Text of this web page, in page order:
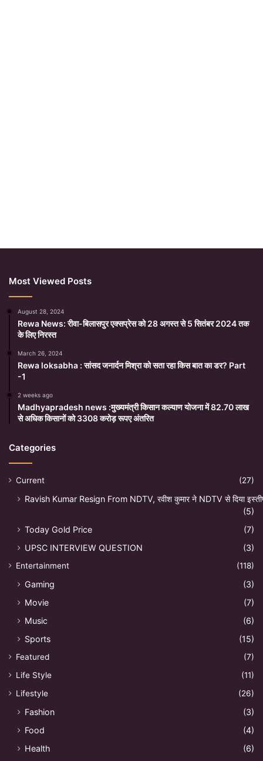
Most Viewed Posts
August 28, 2024
Rewa News: रीवा-बिलासपुर एक्सप्रेस को 28 अगस्त से 5 सितंबर 2024 तक
के लिए निरस्त
March 26, 2024
Rewa loksabha : सांसद जनार्दन मिश्रा को सता रहा किस बात का डर? Part
-1
2 weeks ago
Madhyapradesh news :मुख्यमंत्री किसान कल्याण योजना में 82.70 लाख
से अधिक किसानों को 3308 करोड़ रूपए अंतरित
Categories
Current (27)
Ravish Kumar Resign From NDTV, रवीश कुमार ने NDTV से दिया
(5)
Today Gold Price
(7)
UPSC INTERVIEW QUESTION
(3)
Entertainment (118)
Gaming
(3)
Movie
(7)
Music
(6)
Sports
(15)
Featured
(7)
Life Style
(11)
Lifestyle
(26)
Fashion
(3)
Food
(4)
Health
(6)